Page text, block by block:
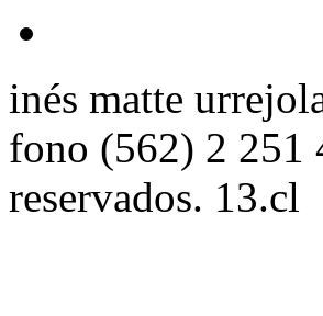
inés matte
fono (562) 2 251
reservados. 13.cl